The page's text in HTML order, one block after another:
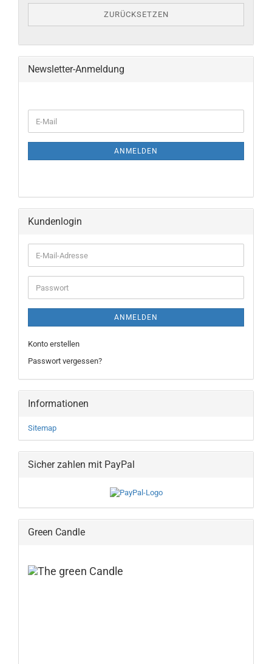
ZURÜCKSETZEN
Newsletter-Anmeldung
E-
Mail
ANMELDEN
Kundenlogin
E-
Mail-
Adresse
Passwort
ANMELDEN
Konto erstellen
Passwort vergessen?
Informationen
Sitemap
Sicher zahlen mit PayPal
Green Candle